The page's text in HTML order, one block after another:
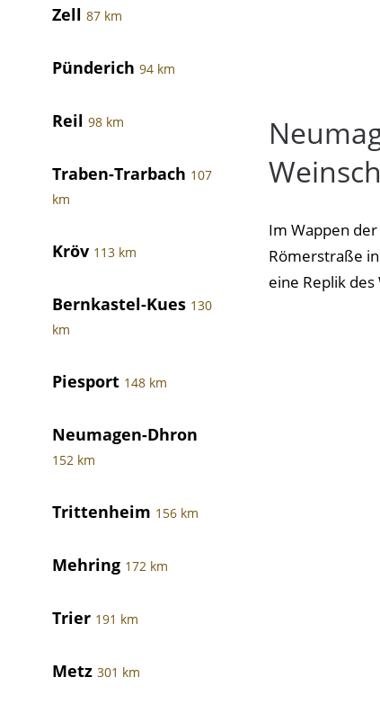
Zell 87 km
Pünderich 94 km
Reil 98 km
Traben-Trarbach 107
km
Kröv 113 km
Bernkastel-Kues 130
km
Piesport 148 km
Neumagen-Dhron
152 km
Trittenheim 156 km
Mehring 172 km
Trier 191 km
Metz 301 km
Im Wappen
Römerstraße
eine Replik